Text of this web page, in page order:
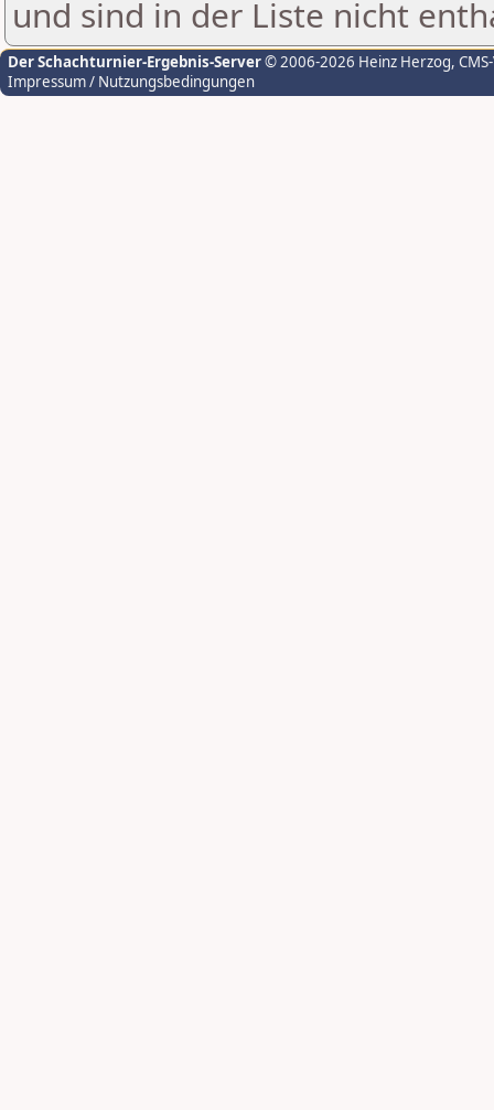
und sind in der Liste nicht
Der Schachturnier-Ergebnis-Server© 2006-2026 Heinz Herzog,
Impressum / Nutzungsbedingungen